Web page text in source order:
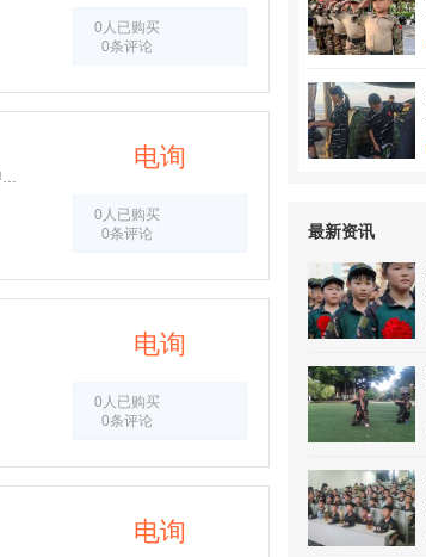
0人已购买
0条评论
培养爱党爱国的使命感 增强全民国防意识 提升青少年德、智、体、美全面发展 立即预订
电询
0人已购买
0条评论
电询
0人已购买
0条评论
电询
最新资讯